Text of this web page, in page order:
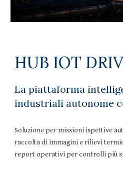
HUB IOT
La piattaforma
industriali autonome
Soluzione per missioni ispettive
raccolta di immagini e rilievi
report operativi per controlli più